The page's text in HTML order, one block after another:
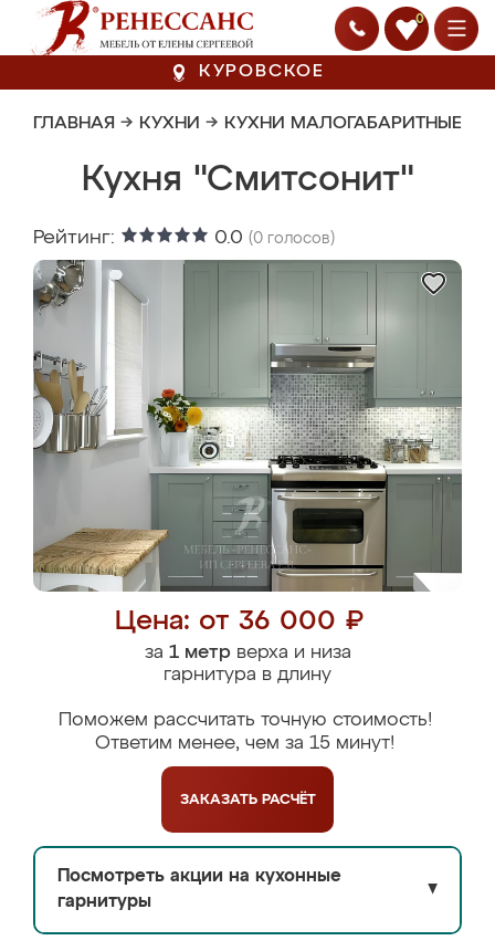
0
КУРОВСКОЕ
ГЛАВНАЯ → КУХНИ → КУХНИ МАЛОГАБАРИТНЫЕ
Кухня "Смитсонит"
Рейтинг: 0.0 (0 голосов)
Цена: от 36 000 ₽
за 1 метрверха и низа
гарнитура в длину
Поможем рассчитать точную стоимость!
Ответим менее, чем за 15 минут!
ЗАКАЗАТЬ РАСЧЁТ
Посмотреть акции на кухонные
гарнитуры
▼